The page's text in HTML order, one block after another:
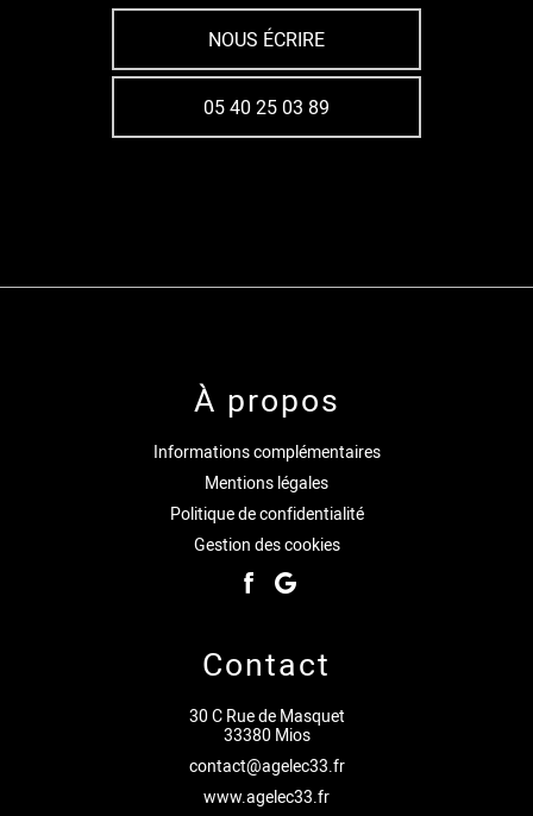
NOUS ÉCRIRE
05 40 25 03 89
À propos
Informations complémentaires
Mentions légales
Politique de confidentialité
Gestion des cookies
Contact
30 C Rue de Masquet
33380 Mios
contact@agelec33.fr
www.agelec33.fr